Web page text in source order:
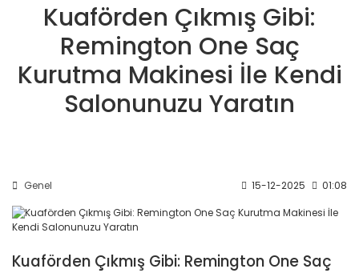
Kuaförden Çıkmış Gibi:
Remington One Saç
Kurutma Makinesi İle Kendi
Salonunuzu Yaratın
Genel 15-12-2025 01:08
Kuaförden Çıkmış Gibi: Remington One Saç